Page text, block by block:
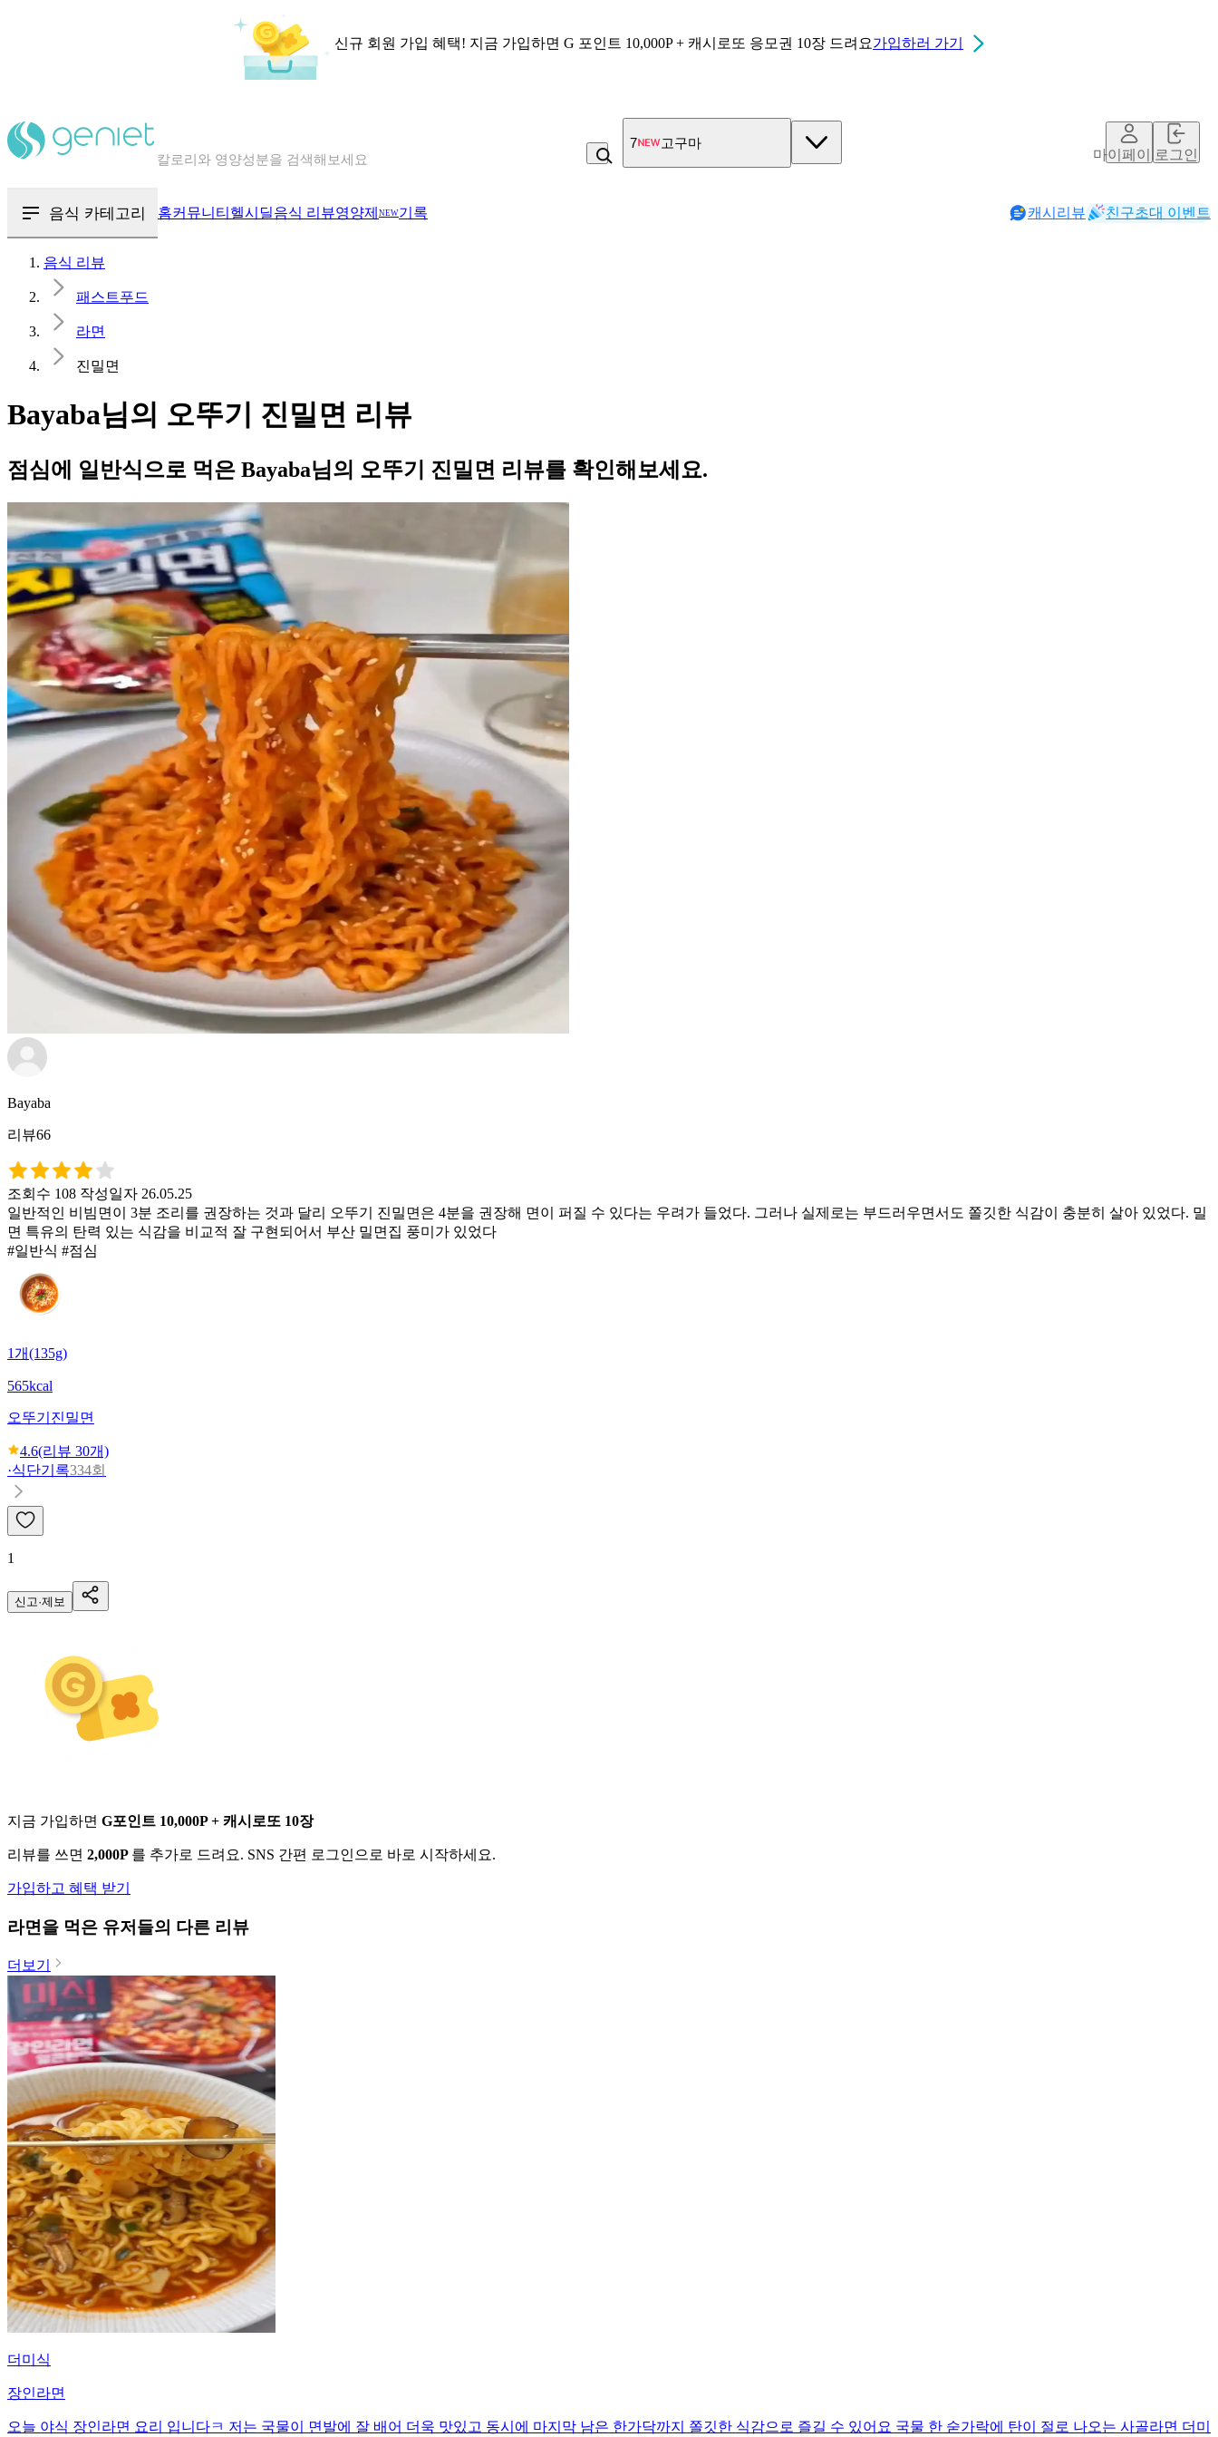
신규 회원 가입 혜택! 지금 가입하면 G 포인트 10,000P + 캐시로또 응모권 10장 드려요가입하러 가기
혈당 · 다이어트 음식 검색해보세요
7 고구마
마이페이지로그인
음식 카테고리 홈커뮤니티 헬시딜음식 리뷰영양제 NEW기록 캐시리뷰 친구초대 이벤트
음식 리뷰
패스트푸드
라면
진밀면
Bayaba님의 오뚜기 진밀면 리뷰
점심에 일반식으로 먹은 Bayaba님의 오뚜기 진밀면 리뷰를 확인해보세요.
Bayaba
리뷰66
조회수 108 작성일자 26.05.25
일반적인 비빔면이 3분 조리를 권장하는 것과 달리 오뚜기 진밀면은 4분을 권장해 면이 퍼질 수 있다는 우려가 들었다. 그러나 실제로는 부드러우면서도 쫄깃한 식감이 충분히 살아 있었다. 밀
면 특유의 탄력 있는 식감을 비교적 잘 구현되어서 부산 밀면집 풍미가 있었다
#일반식 #점심
1개(135g)
565kcal
오뚜기 진밀면
4.6(리뷰 30개)
·식단기록334회
1
신고·제보
지금 가입하면 G포인트 10,000P + 캐시로또 10장
리뷰를 쓰면 2,000P 를 추가로 드려요. SNS 간편 로그인으로 바로 시작하세요.
가입하고 혜택 받기
라면 을 먹은 유저들의 다른 리뷰
더보기
더미식
장인라면
오늘 야식 장인라면 요리 입니다ㅋ 저는 국물이 면발에 잘 배어 더욱 맛있고 동시에 마지막 남은 한가닥까지 쫄깃한 식감으로 즐길 수 있어요 국물 한 숟가락에 탄이 절로 나오는 사골라면 더미